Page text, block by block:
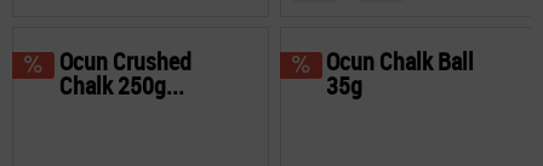
Ocun Crushed
Chalk 250g...
Ocun Chalk Ball
35g